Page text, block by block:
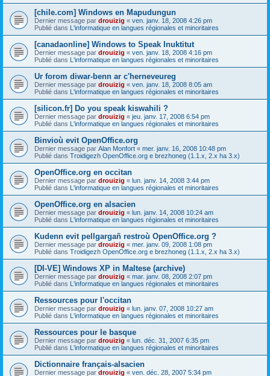
[chile.com] Windows en Mapudungun
Dernier message par drouizig « ven. janv. 18, 2008 4:26 pm
Publié dans L'informatique en langues régionales et minoritaires
[canadaonline] Windows to Speak Inuktitut
Dernier message par drouizig « ven. janv. 18, 2008 4:16 pm
Publié dans L'informatique en langues régionales et minoritaires
Ur forom diwar-benn ar c'herneveureg
Dernier message par drouizig « ven. janv. 18, 2008 8:05 am
Publié dans L'informatique en langues régionales et minoritaires
[silicon.fr] Do you speak kiswahili ?
Dernier message par drouizig « jeu. janv. 17, 2008 6:54 pm
Publié dans L'informatique en langues régionales et minoritaires
Binvioù evit OpenOffice.org
Dernier message par Alan Monfort « mer. janv. 16, 2008 10:48 pm
Publié dans Troidigezh OpenOffice.org e brezhoneg (1.1.x, 2.x ha 3.x)
OpenOffice.org en occitan
Dernier message par drouizig « lun. janv. 14, 2008 3:44 pm
Publié dans L'informatique en langues régionales et minoritaires
OpenOffice.org en alsacien
Dernier message par drouizig « lun. janv. 14, 2008 10:24 am
Publié dans L'informatique en langues régionales et minoritaires
Kudenn evit pellgargañ restroù OpenOffice.org ?
Dernier message par drouizig « mer. janv. 09, 2008 1:08 pm
Publié dans Troidigezh OpenOffice.org e brezhoneg (1.1.x, 2.x ha 3.x)
[DI-VE] Windows XP in Maltese (archive)
Dernier message par drouizig « mar. janv. 08, 2008 2:07 pm
Publié dans L'informatique en langues régionales et minoritaires
Ressources pour l'occitan
Dernier message par drouizig « lun. janv. 07, 2008 10:27 am
Publié dans L'informatique en langues régionales et minoritaires
Ressources pour le basque
Dernier message par drouizig « lun. déc. 31, 2007 6:35 pm
Publié dans L'informatique en langues régionales et minoritaires
Dictionnaire français-alsacien
Dernier message par drouizig « ven. déc. 28, 2007 5:34 pm